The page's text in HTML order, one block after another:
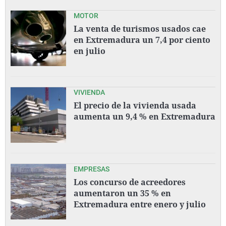
MOTOR
La venta de turismos usados cae
en Extremadura un 7,4 por ciento
en julio
VIVIENDA
El precio de la vivienda usada
aumenta un 9,4 % en Extremadura
EMPRESAS
Los concurso de acreedores
aumentaron un 35 % en
Extremadura entre enero y julio